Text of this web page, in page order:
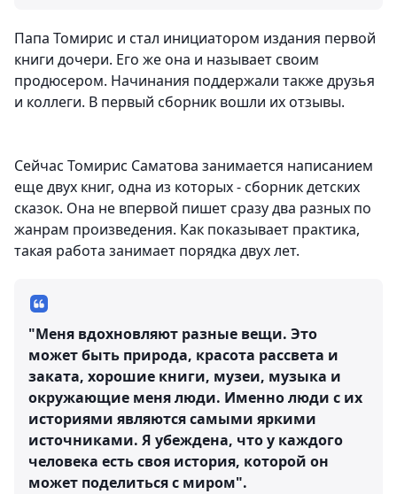
Папа Томирис и стал инициатором издания первой
книги дочери. Его же она и называет своим
продюсером. Начинания поддержали также друзья
и коллеги. В первый сборник вошли их отзывы.
Сейчас Томирис Саматова занимается написанием
еще двух книг, одна из которых - сборник детских
сказок. Она не впервой пишет сразу два разных по
жанрам произведения. Как показывает практика,
такая работа занимает порядка двух лет.
"Меня вдохновляют разные вещи. Это
может быть природа, красота рассвета и
заката, хорошие книги, музеи, музыка и
окружающие меня люди. Именно люди с их
историями являются самыми яркими
источниками. Я убеждена, что у каждого
человека есть своя история, которой он
может поделиться с миром".